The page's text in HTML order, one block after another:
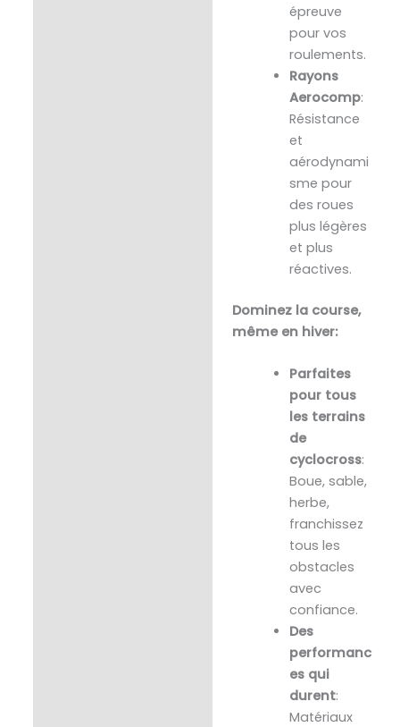
épreuve
pour vos
roulements.
Rayons
Aerocomp:
Résistance
et
aérodynami
sme pour
des roues
plus légères
et plus
réactives.
Dominez la course,
même en hiver:
Parfaites
pour tous
les terrains
de
cyclocross:
Boue, sable,
herbe,
franchissez
tous les
obstacles
avec
confiance.
Des
performanc
es qui
durent:
Matériaux